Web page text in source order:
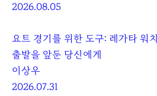
2026.08.05
요트 경기를 위한 도구: 레가타 워치
출발을 앞둔 당신에게
이상우
2026.07.31